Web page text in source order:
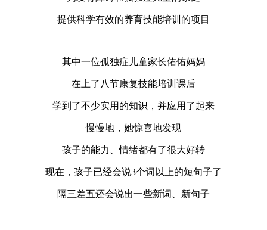
提供科学有效的养育技能培训的项目
其中一位孤独症儿童家长佑佑妈妈
在上了八节康复技能培训课后
学到了不少实用的知识，并应用了起来
慢慢地，她惊喜地发现
孩子的能力、情绪都有了很大好转
现在，孩子已经会说3个词以上的短句子了
隔三差五还会说出一些新词、新句子